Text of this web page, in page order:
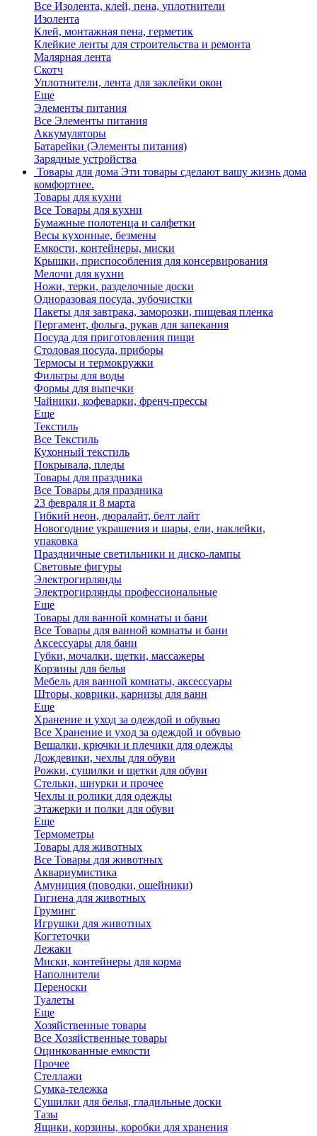
Все Изолента, клей, пена, уплотнители
Изолента
Клей, монтажная пена, герметик
Клейкие ленты для строительства и ремонта
Малярная лента
Скотч
Уплотнители, лента для заклейки окон
Еще
Элементы питания
Все Элементы питания
Аккумуляторы
Батарейки (Элементы питания)
Зарядные устройства
Товары для дома Эти товары сделают вашу жизнь дома
комфортнее.
Товары для кухни
Все Товары для кухни
Бумажные полотенца и салфетки
Весы кухонные, безмены
Емкости, контейнеры, миски
Крышки, приспособления для консервирования
Мелочи для кухни
Ножи, терки, разделочные доски
Одноразовая посуда, зубочистки
Пакеты для завтрака, заморозки, пищевая пленка
Пергамент, фольга, рукав для запекания
Посуда для приготовления пищи
Столовая посуда, приборы
Термосы и термокружки
Фильтры для воды
Формы для выпечки
Чайники, кофеварки, френч-прессы
Еще
Текстиль
Все Текстиль
Кухонный текстиль
Покрывала, пледы
Товары для праздника
Все Товары для праздника
23 февраля и 8 марта
Гибкий неон, дюралайт, белт лайт
Новогодние украшения и шары, ели, наклейки,
упаковка
Праздничные светильники и диско-лампы
Световые фигуры
Электрогирлянды
Электрогирлянды профессиональные
Еще
Товары для ванной комнаты и бани
Все Товары для ванной комнаты и бани
Аксессуары для бани
Губки, мочалки, щетки, массажеры
Корзины для белья
Мебель для ванной комнаты, аксессуары
Шторы, коврики, карнизы для ванн
Еще
Хранение и уход за одеждой и обувью
Все Хранение и уход за одеждой и обувью
Вешалки, крючки и плечики для одежды
Дождевики, чехлы для обуви
Рожки, сушилки и щетки для обуви
Стельки, шнурки и прочее
Чехлы и ролики для одежды
Этажерки и полки для обуви
Еще
Термометры
Товары для животных
Все Товары для животных
Аквариумистика
Амуниция (поводки, ошейники)
Гигиена для животных
Груминг
Игрушки для животных
Когтеточки
Лежаки
Миски, контейнеры для корма
Наполнители
Переноски
Туалеты
Еще
Хозяйственные товары
Все Хозяйственные товары
Оцинкованные емкости
Прочее
Стеллажи
Сумка-тележка
Сушилки для белья, гладильные доски
Тазы
Ящики, корзины, коробки для хранения